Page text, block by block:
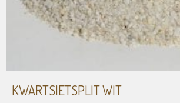
KWARTSIETSPLIT WIT